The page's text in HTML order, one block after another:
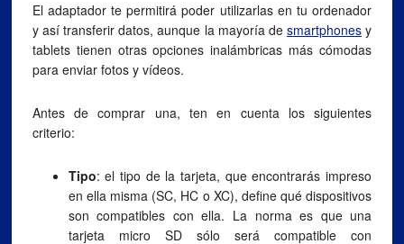
El adaptador te permitirá poder utilizarlas en tu ordenador
y así transferir datos, aunque la mayoría desmartphones y
tablets tienen otras opciones inalámbricas más cómodas
para enviar fotos y vídeos.
Antes de comprar una, ten en cuenta los siguientes
criterio:
Tipo: el tipo de la tarjeta, que encontrarás impreso
en ella misma (SC, HC o XC), define qué dispositivos
son compatibles con ella. La norma es que una
tarjeta micro SD sólo será compatible con